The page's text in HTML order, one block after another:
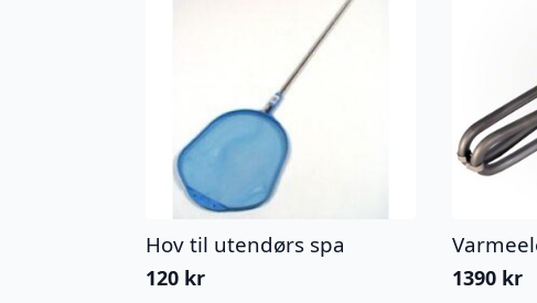
Hov til utendørs spa
120 kr 1390 kr